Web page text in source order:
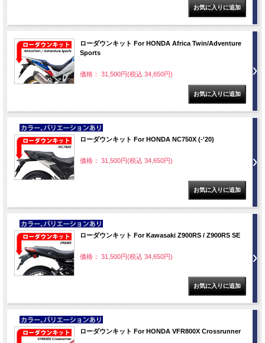
ローダウンキット For HONDA Africa Twin/Adventure
Sports
価格： 31,500円(税込 34,650円)
NEW
ローダウンキット For HONDA NC750X (-'20)
価格： 31,500円(税込 34,650円)
NEW
ローダウンキット For Kawasaki Z900RS / Z900RS SE
価格： 31,500円(税込 34,650円)
NEW
ローダウンキット For HONDA VFR800X Crossrunner